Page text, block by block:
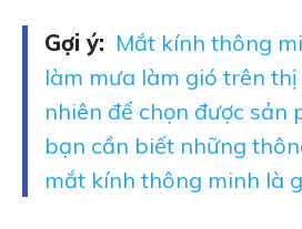
Gợi ý: Mắt kính thông
làm mưa làm gió trên
nhiên để chọn được sản
bạn cần biết những
mắt kính thông minh là